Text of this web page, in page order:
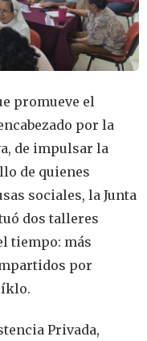
promueve el
por la
de impulsar la
de quienes
sociales, la Junta
dos talleres
tiempo: más
por
Privada,